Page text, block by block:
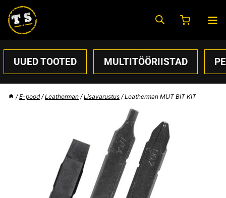
content
UUED TOOTED MULTITÖÖRIISTAD
/ E-pood / Leatherman / Lisavarustus / Leatherman MUT BIT KIT